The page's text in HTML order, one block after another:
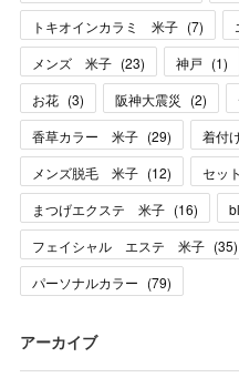
トキオインカラミ 米子 (7)
メンズ 米子 (23) 神戸 (1)
お花 (3) 阪神大震災 (2)
香草カラー 米子 (29) 着付
メンズ脱毛 米子 (12) セッ
まつげエクステ 米子 (16)
フェイシャル エステ 米子 (35)
パーソナルカラー (79)
アーカイブ